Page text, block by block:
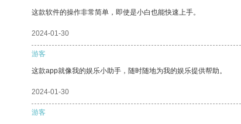
这款软件的操作非常简单，即使是小白也能快速上手。
2024-01-30
游客
这款app就像我的娱乐小助手，随时随地为我的娱乐提供帮助。
2024-01-30
游客